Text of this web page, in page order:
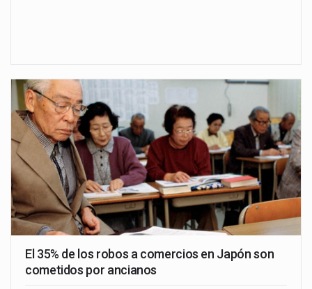
El 35% de los robos a comercios en Japón son
cometidos por ancianos